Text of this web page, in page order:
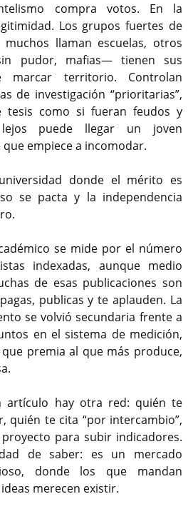
compra votos. En la
Los grupos fuertes de
llaman escuelas, otros
pudor, mafias— tienen sus
marcar territorio. Controlan
de investigación “prioritarias”,
tesis como si fueran feudos y
puede llegar un joven
empiece a incomodar.
donde el mérito es
se pacta y la independencia
se mide por el número
indexadas, aunque medio
de esas publicaciones son
publicas y te aplauden. La
se volvió secundaria frente a
en el sistema de medición,
premia al que más produce,
artículo hay otra red: quién te
quién te cita “por intercambio”,
para subir indicadores.
de saber: es un mercado
donde los que mandan
merecen existir.